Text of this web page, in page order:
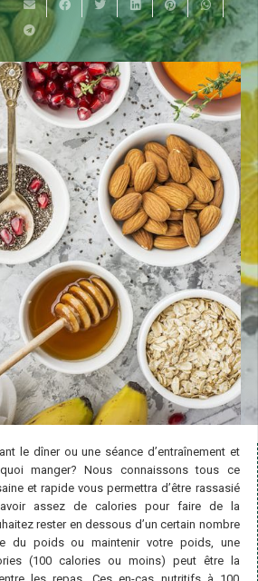
le dîner ou une séance d’entraînement et
manger? Nous connaissons tous ce
et rapide vous permettra d’être rassasié
assez de calories pour faire de la
rester en dessous d’un certain nombre
du poids ou maintenir votre poids, une
(100 calories ou moins) peut être la